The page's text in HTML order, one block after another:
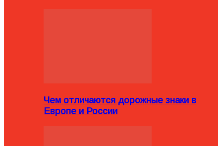
Чем отличаются дорожные знаки в
Европе и России